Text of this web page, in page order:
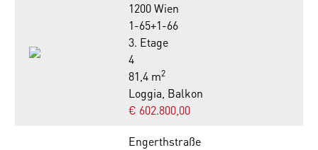
1200 Wien
1-65+1-66
3. Etage
4
81,4 m2
Loggia, Balkon
€ 602.800,00
Engerthstraße